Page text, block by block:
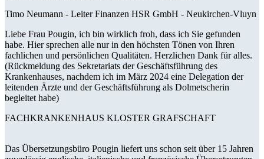
Timo Neumann - Leiter Finanzen HSR GmbH - Neukirchen-Vluyn
Liebe Frau Pougin, ich bin wirklich froh, dass ich Sie gefunden
habe. Hier sprechen alle nur in den höchsten Tönen von Ihren
fachlichen und persönlichen Qualitäten. Herzlichen Dank für alles.
(Rückmeldung des Sekretariats der Geschäftsführung des
Krankenhauses, nachdem ich im März 2024 eine Delegation der
leitenden Ärzte und der Geschäftsführung als Dolmetscherin
begleitet habe)
FACHKRANKENHAUS KLOSTER GRAFSCHAFT
Das Übersetzungsbüro Pougin liefert uns schon seit über 15 Jahren